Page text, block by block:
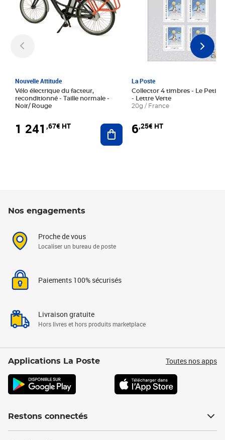
Nouvelle Attitude
Vélo électrique du facteur,
reconditionné - Taille normale -
Noir/ Rouge
1 241 ,67€ HT Ajouter au panier
La Poste
Collector 4 timbres - Le Petit
- Lettre Verte
20g / France
6,25€ HT
Nos engagements
Proche de vous
Localiser un bureau de poste
Paiements 100% sécurisés
Livraison gratuite
Hors livres et hors produits marketplace
Applications La Poste Toutes nos apps
Restons connectés